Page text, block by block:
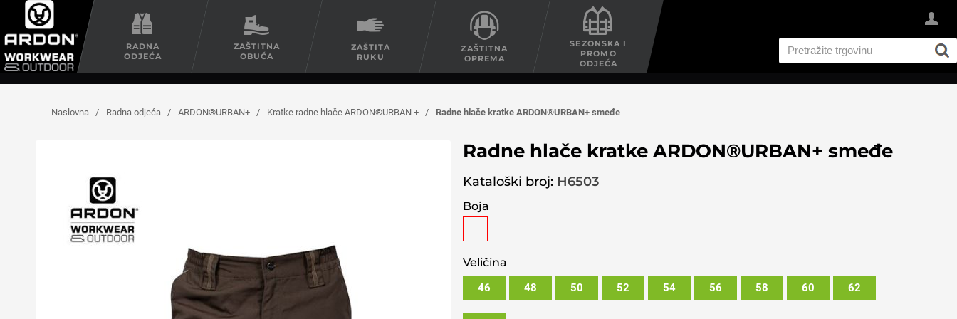
RADNA
ODJEĆA
ZAŠTITNA
OBUĆA
ZAŠTITA
RUKU
ZAŠTITNA
OPREMA
SEZONSKA I
PROMO
ODJEĆA
Naslovna / Radna odjeća / ARDON®URBAN+ / Kratke radne hlače ARDON®URBAN + / Radne hlače kratke ARDON®URBAN+ smeđe
Radne hlače kratke ARDON®URBAN+ smeđe
Kataloški broj: H6503
Boja
Veličina
46 48 50 52 54 56 58 60 62